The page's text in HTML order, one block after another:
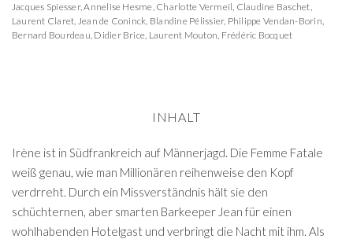
Jacques Spiesser,Annelise Hesme, Charlotte Vermeil, Claudine Baschet,
Laurent Claret, Jean de Coninck, Blandine Pélissier, Philippe Vendan-Borin,
Bernard Bourdeau, Didier Brice, Laurent Mouton, Frédéric Bocquet
INHALT
Irène ist in Südfrankreich auf Männerjagd. Die Femme Fatale
weiß genau, wie man Millionären reihenweise den Kopf
verdrreht. Durch ein Missverständnis hält sie den
schüchternen, aber smarten Barkeeper Jean für einen
wohlhabenden Hotelgast und verbringt die Nacht mit ihm. Als